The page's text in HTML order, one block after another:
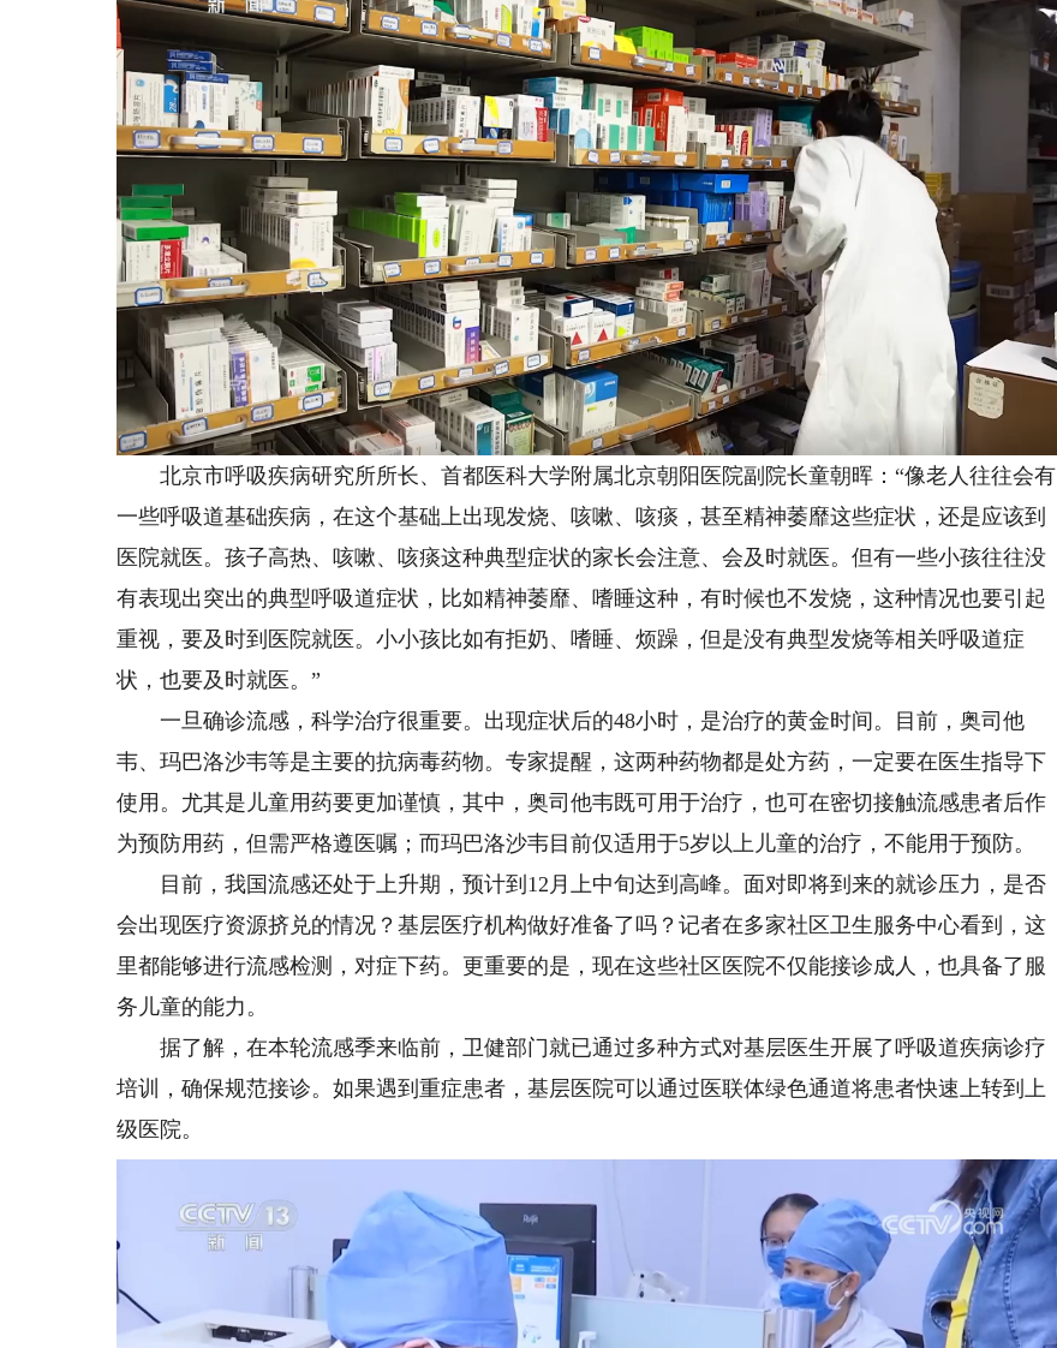
北京市呼吸疾病研究所所长、首都医科大学附属北京朝阳医院副院长童朝晖：“像老人往往会有
一些呼吸道基础疾病，在这个基础上出现发烧、咳嗽、咳痰，甚至精神萎靡这些症状，还是应该到
医院就医。孩子高热、咳嗽、咳痰这种典型症状的家长会注意、会及时就医。但有一些小孩往往没
有表现出突出的典型呼吸道症状，比如精神萎靡、嗜睡这种，有时候也不发烧，这种情况也要引起
重视，要及时到医院就医。小小孩比如有拒奶、嗜睡、烦躁，但是没有典型发烧等相关呼吸道症
状，也要及时就医。”
一旦确诊流感，科学治疗很重要。出现症状后的48小时，是治疗的黄金时间。目前，奥司他
韦、玛巴洛沙韦等是主要的抗病毒药物。专家提醒，这两种药物都是处方药，一定要在医生指导下
使用。尤其是儿童用药要更加谨慎，其中，奥司他韦既可用于治疗，也可在密切接触流感患者后作
为预防用药，但需严格遵医嘱；而玛巴洛沙韦目前仅适用于5岁以上儿童的治疗，不能用于预防。
目前，我国流感还处于上升期，预计到12月上中旬达到高峰。面对即将到来的就诊压力，是否
会出现医疗资源挤兑的情况？基层医疗机构做好准备了吗？记者在多家社区卫生服务中心看到，这
里都能够进行流感检测，对症下药。更重要的是，现在这些社区医院不仅能接诊成人，也具备了服
务儿童的能力。
据了解，在本轮流感季来临前，卫健部门就已通过多种方式对基层医生开展了呼吸道疾病诊疗
培训，确保规范接诊。如果遇到重症患者，基层医院可以通过医联体绿色通道将患者快速上转到上
级医院。